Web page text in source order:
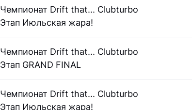
Чемпионат Drift that... Clubturbo
Этап Июльская жара!
Чемпионат Drift that... Clubturbo
Этап GRAND FINAL
Чемпионат Drift that... Clubturbo
Этап Июльская жара!